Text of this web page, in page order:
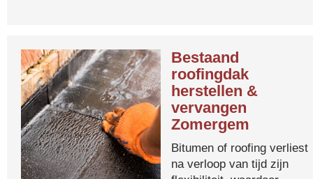
Bestaand
roofingdak
herstellen &
vervangen
Zomergem
Bitumen of roofing verliest
na verloop van tijd zijn